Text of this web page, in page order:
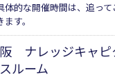
体的な開催時間は、追っ
ます。
ナレッジキャピ
ルーム